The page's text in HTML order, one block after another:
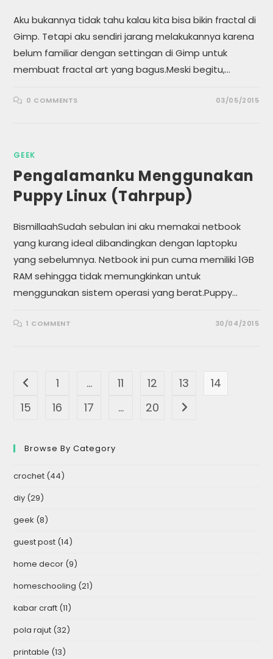
Aku bukannya tidak tahu kalau kita bisa bikin fractal di
Gimp. Tetapi aku sendiri jarang melakukannya karena
belum familiar dengan settingan di Gimp untuk
membuat fractal art yang bagus.Meski begitu,…
0 COMMENTS 03/05/2015
GEEK
Pengalamanku Menggunakan
Puppy Linux (Tahrpup)
BismillaahSudah sebulan ini aku memakai netbook
yang kurang ideal dibandingkan dengan laptopku
yang sebelumnya. Netbook ini pun cuma memiliki 1GB
RAM sehingga tidak memungkinkan untuk
menggunakan sistem operasi yang berat.Puppy…
1 COMMENT 30/04/2015
Go to the previous page
1 … 11 12 13
14
15
16 17 … 20 Go to the next page
Browse By Category
crochet (44)
diy (29)
geek (8)
guest post (14)
home decor (9)
homeschooling (21)
kabar craft (11)
pola rajut (32)
printable (13)